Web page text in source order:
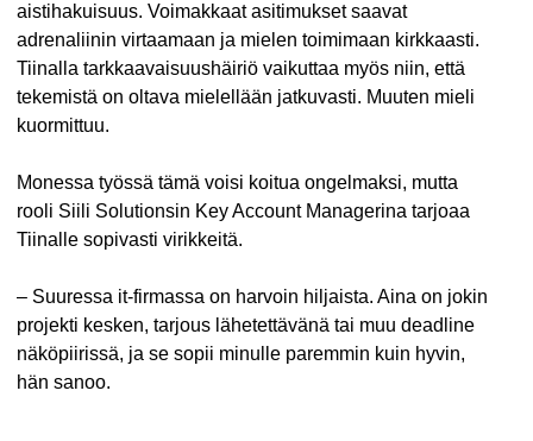
aistihakuisuus. Voimakkaat asitimukset saavat
adrenaliinin virtaamaan ja mielen toimimaan kirkkaasti.
Tiinalla tarkkaavaisuushäiriö vaikuttaa myös niin, että
tekemistä on oltava mielellään jatkuvasti. Muuten mieli
kuormittuu.
Monessa työssä tämä voisi koitua ongelmaksi, mutta
rooli Siili Solutionsin Key Account Managerina tarjoaa
Tiinalle sopivasti virikkeitä.
– Suuressa it-firmassa on harvoin hiljaista. Aina on jokin
projekti kesken, tarjous lähetettävänä tai muu deadline
näköpiirissä, ja se sopii minulle paremmin kuin hyvin,
hän sanoo.